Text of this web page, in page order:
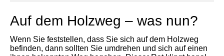
Auf dem Holzweg – was nun?
Wenn Sie feststellen, dass Sie sich auf dem Holzweg
befinden, dann sollten Sie umdrehen und sich auf einen